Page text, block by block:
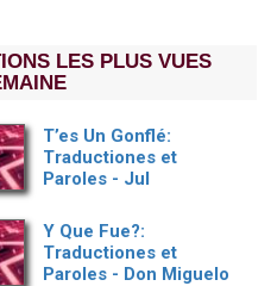
LES PLUS VUES
T’es Un Gonflé:
Traductiones et
Paroles - Jul
Y Que Fue?:
Traductiones et
Paroles - Don Miguelo